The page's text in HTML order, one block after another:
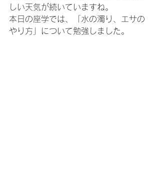
しい天気が続いていますね。
本日の座学では、「水の濁り、エサの
やり方」について勉強しました。